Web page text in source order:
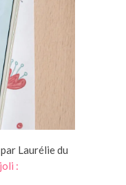
Laurélie du
: